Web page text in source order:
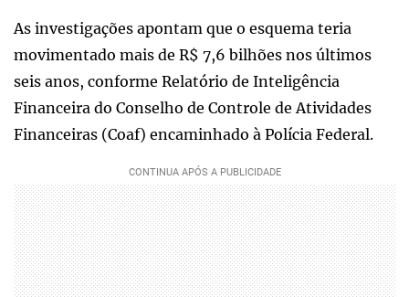
As investigações apontam que o esquema teria
movimentado mais de R$ 7,6 bilhões nos últimos
seis anos, conforme Relatório de Inteligência
Financeira do Conselho de Controle de Atividades
Financeiras (Coaf) encaminhado à Polícia Federal.